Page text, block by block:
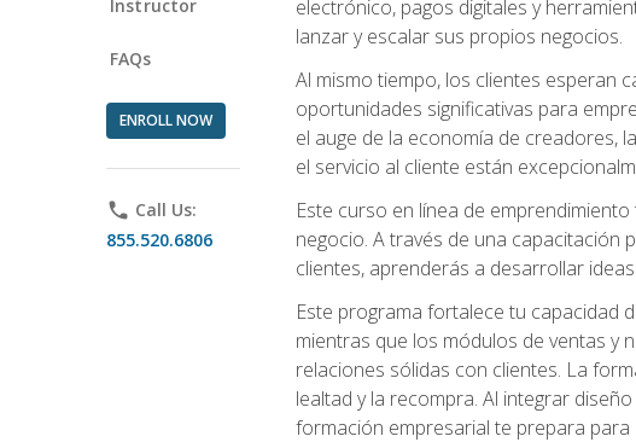
Instructor
FAQs
ENROLL NOW
phone Call Us:
855.520.6806
electrónico, pagos digitales y
lanzar y escalar sus propios negocios.
Al mismo tiempo, los clientes esperan
oportunidades significativas para
el auge de la economía de creadores,
el servicio al cliente están
Este curso en línea de
negocio. A través de una capacitación
clientes, aprenderás a desarrollar
Este programa fortalece tu capacidad
mientras que los módulos de ventas
relaciones sólidas con clientes. La
lealtad y la recompra. Al integrar
formación empresarial te prepara